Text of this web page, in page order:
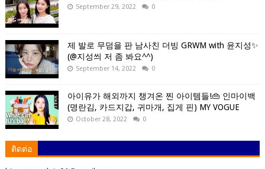
September 29, 2022 0
제 발로 무덤을 판 남사친 더빙 GRWM with 윤지성✨
(@지성씌 저 좀 봐요^^)
September 14, 2022 0
아이유가 해외까지 챙겨온 찐 아이템들!👜 인마이백
(명란김, 카드지갑, 귀마개, 집게 핀) MY VOGUE
October 28, 2022 0
ติดต่อ